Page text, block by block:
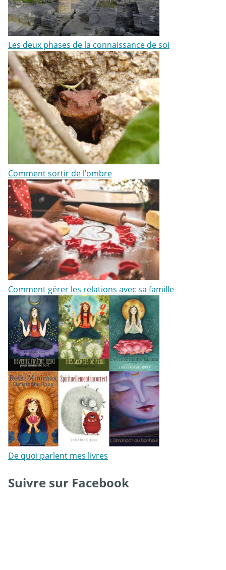
Les deux phases de la connaissance de soi
Comment sortir de l’ombre
Comment gérer les relations avec sa famille
De quoi parlent mes livres
Suivre sur Facebook